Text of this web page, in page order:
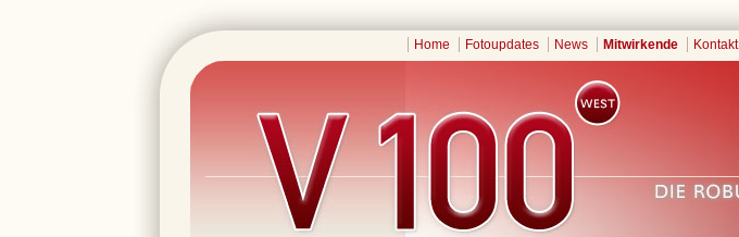
Home Fotoupdates News Mitwirkende Kontakt